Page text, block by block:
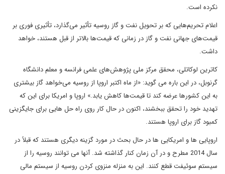
نکرده است.
اعلام تحریم‌هایی که بر تحویل نفت و گاز روسیه تأثیر می‌گذارد، تأثیری فوری بر
قیمت‌های جهانی نفت و گاز در زمانی که قیمت‌ها بالاتر از قبل هستند، خواهد
داشت.
کاترین لوکاتلی، محقق مرکز ملی پژوهش‌های علمی فرانسه و معلم دانشگاه
گرنوبل، در این باره می گوید: «از ماه اکتبر اروپا از روسیه می‌خواهد گاز بیشتری
به این کشورها عرضه کند تا قیمت‌ها کاهش یابد.» اروپا و امریکا برای این که
تهدید خود را تحقق ببخشند، اکنون در حال کار روی راه حل هایی برای جایگزینی
کمبود گاز برای اروپا هستند.
اروپایی ها و امریکایی ها در حال بحث در مورد گزینه دیگری هستند که قبلاً در
سال 2014 مطرح و در آن زمان کنار گذاشته شد. آنها می توانند روسیه را از
سیستم سوئیفت قطع کنند. این به منزله منزوی کردن روسیه از سیستم مالی